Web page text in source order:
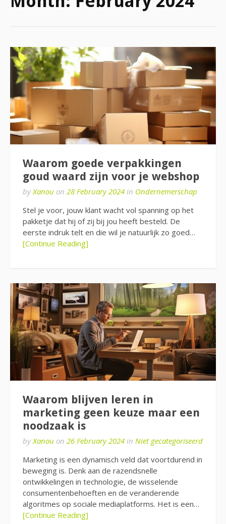
Waarom goede verpakkingen
goud waard zijn voor je webshop
byXanou on 28 February 2024 in Ondernemerschap
Stel je voor, jouw klant wacht vol spanning op het
pakketje dat hij of zij bij jou heeft besteld. De
eerste indruk telt en die wil je natuurlijk zo goed…
[Continue Reading]
Waarom blijven leren in
marketing geen keuze maar een
noodzaak is
byXanou on 26 February 2024 in Niet gecategoriseerd
Marketing is een dynamisch veld dat voortdurend in
beweging is. Denk aan de razendsnelle
ontwikkelingen in technologie, de wisselende
consumentenbehoeften en de veranderende
algoritmes op sociale mediaplatforms. Het is een…
[Continue Reading]